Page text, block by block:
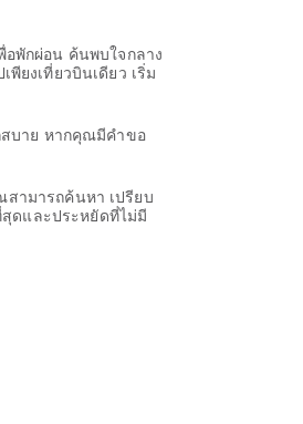
พักผ่อน ค้นพบใจกลาง
ยงเที่ยวบินเดียว เริ่ม
สบาย หากคุณมีคำขอ
สามารถค้นหา เปรียบ
ดและประหยัดที่ไม่มี